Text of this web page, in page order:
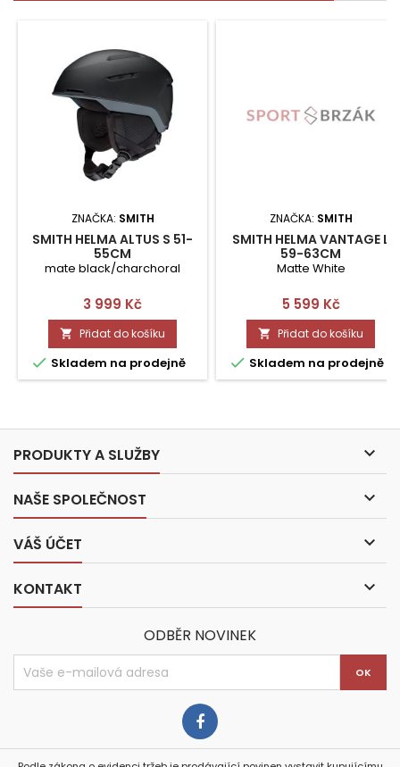
ZNAČKA: SMITH
SMITH HELMA ALTUS S 51-
55CM
mate black/charchoral
Cena
3 999 Kč
 Přidat do košíku
 Skladem na prodejně
ZNAČKA: SMITH
SMITH HELMA VANTAGE L
59-63CM
Matte White
Cena
5 599 Kč
 Přidat do košíku
 Skladem na prodejně
PRODUKTY A SLUŽBY 
NAŠE SPOLEČNOST 
VÁŠ ÚČET 
KONTAKT 
ODBĚR NOVINEK